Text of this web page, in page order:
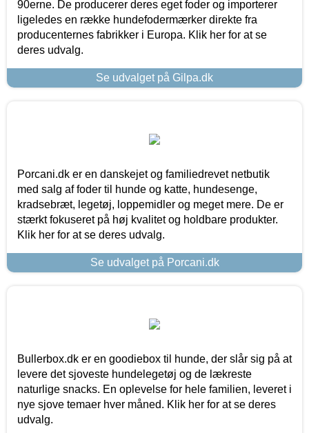
90erne. De producerer deres eget foder og importerer
ligeledes en række hundefodermærker direkte fra
producenternes fabrikker i Europa. Klik her for at se
deres udvalg.
Se udvalget på Gilpa.dk
Porcani.dk er en danskejet og familiedrevet netbutik
med salg af foder til hunde og katte, hundesenge,
kradsebræt, legetøj, loppemidler og meget mere. De er
stærkt fokuseret på høj kvalitet og holdbare produkter.
Klik her for at se deres udvalg.
Se udvalget på Porcani.dk
Bullerbox.dk er en goodiebox til hunde, der slår sig på at
levere det sjoveste hundelegetøj og de lækreste
naturlige snacks. En oplevelse for hele familien, leveret i
nye sjove temaer hver måned. Klik her for at se deres
udvalg.